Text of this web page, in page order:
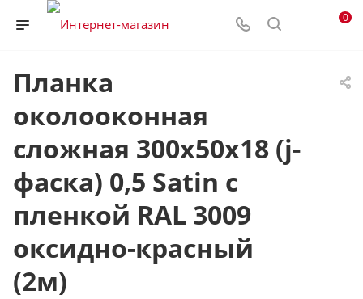
0
Планка
околооконная
сложная 300х50х18 (j-
фаска) 0,5 Satin с
пленкой RAL 3009
оксидно-красный
(2м)